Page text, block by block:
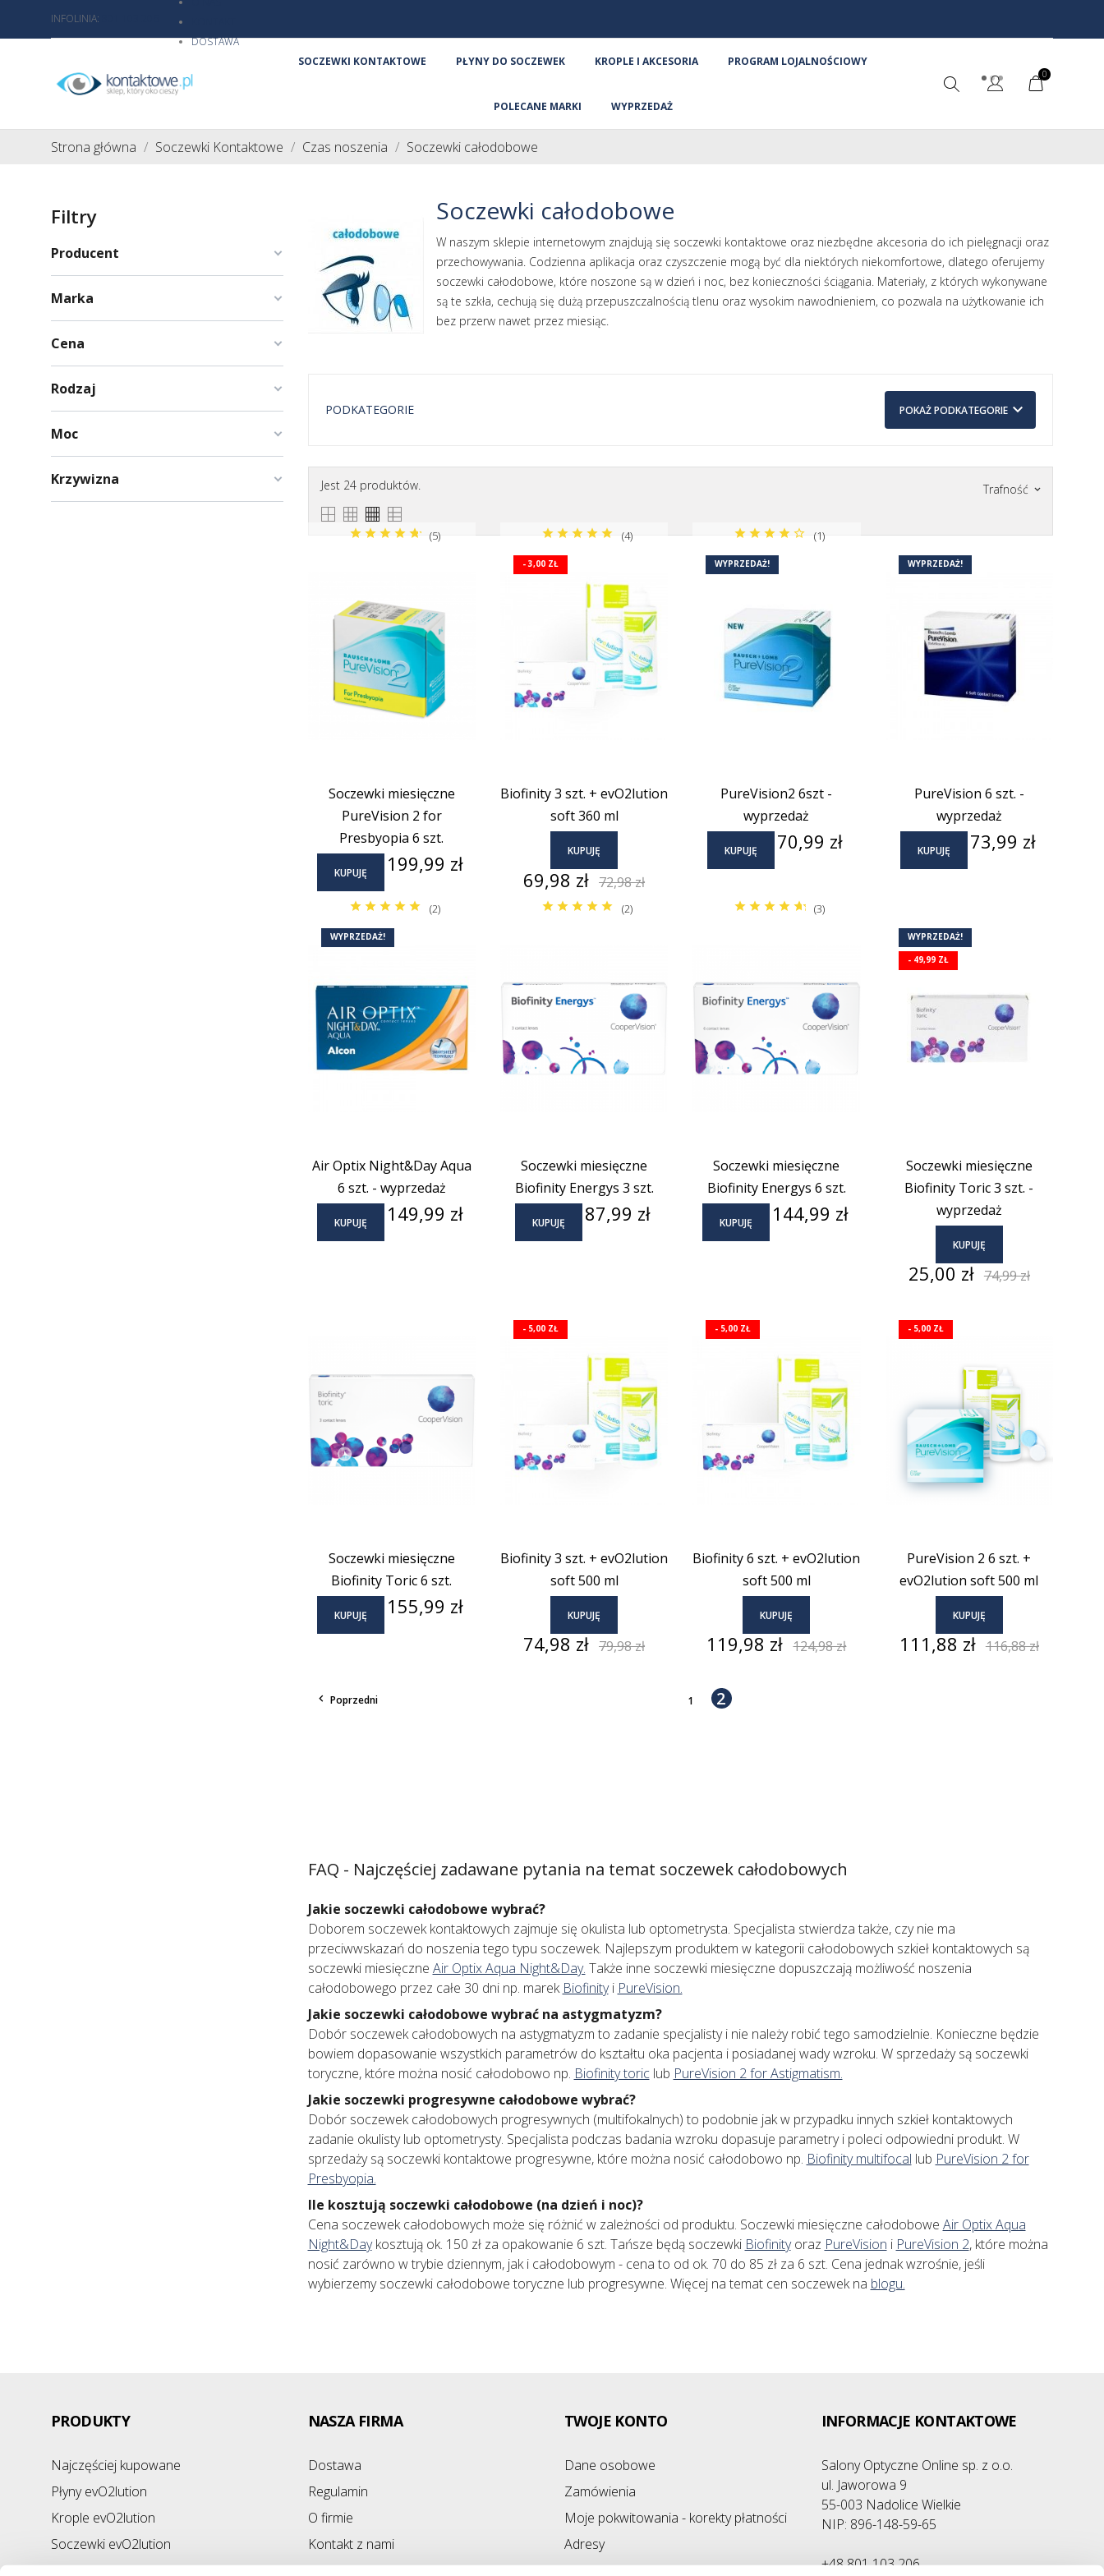
INFOLINIA:
DOSTAWA
SOCZEWKI KONTAKTOWE
PŁYNY DO SOCZEWEK KROPLE I AKCESORIA PROGRAM LOJALNOŚCIOWY
POLECANE MARKI WYPRZEDAŻ
0
Strona główna Soczewki Kontaktowe Czas noszenia Soczewki całodobowe
Filtry
Producent
Marka
Cena
Rodzaj
Moc
Krzywizna
Soczewki całodobowe
W naszym sklepie internetowym znajdują się soczewki kontaktowe oraz niezbędne akcesoria do ich pielęgnacji oraz
przechowywania. Codzienna aplikacja oraz czyszczenie mogą być dla niektórych niekomfortowe, dlatego oferujemy
soczewki całodobowe, które noszone są w dzień i noc, bez konieczności ściągania. Materiały, z których wykonywane
są te szkła, cechują się dużą przepuszczalnością tlenu oraz wysokim nawodnieniem, co pozwala na użytkowanie ich
bez przerw nawet przez miesiąc.
PODKATEGORIE POKAŻ PODKATEGORIE keyboard_arrow_down
Jest 24 produktów. Trafność keyboard_arrow_down
(5)
Soczewki miesięczne
PureVision 2 for
Presbyopia 6 szt.
KUPUJĘ Cena
199,99 zł
(4)
Biofinity 3 szt. + evO2lution
soft 360 ml
KUPUJĘ
Cena
69,98 zł Cena
podstawowa
72,98 zł
- 3,00 ZŁ
(1)
PureVision2 6szt -
wyprzedaż
KUPUJĘ Cena
70,99 zł
WYPRZEDAŻ!
PureVision 6 szt. -
wyprzedaż
KUPUJĘ Cena
73,99 zł
WYPRZEDAŻ!
(2)
Air Optix Night&Day Aqua
6 szt. - wyprzedaż
KUPUJĘ Cena
149,99 zł
WYPRZEDAŻ!
(2)
Soczewki miesięczne
Biofinity Energys 3 szt.
KUPUJĘ Cena
87,99 zł
(3)
Soczewki miesięczne
Biofinity Energys 6 szt.
KUPUJĘ Cena
144,99 zł
Soczewki miesięczne
Biofinity Toric 3 szt. -
wyprzedaż
KUPUJĘ
Cena
25,00 zł Cena
74,99 zł
WYPRZEDAŻ!
- 49,99 ZŁ
Soczewki miesięczne
Biofinity Toric 6 szt.
KUPUJĘ Cena
155,99 zł
Biofinity 3 szt. + evO2lution
soft 500 ml
KUPUJĘ
Cena
74,98 zł Cena
79,98 zł
- 5,00 ZŁ
Biofinity 6 szt. + evO2lution
soft 500 ml
KUPUJĘ
Cena
119,98 zł Cena
124,98 zł
- 5,00 ZŁ
PureVision 2 6 szt. +
evO2lution soft 500 ml
KUPUJĘ
Cena
111,88 zł Cena
116,88 zł
- 5,00 ZŁ
 Poprzedni 1 2
FAQ - Najczęściej zadawane pytania na temat soczewek całodobowych
Jakie soczewki całodobowe wybrać?
Doborem soczewek kontaktowych zajmuje się okulista lub optometrysta. Specjalista stwierdza także, czy nie ma
przeciwwskazań do noszenia tego typu soczewek. Najlepszym produktem w kategorii całodobowych szkieł kontaktowych są
soczewki miesięczne Air Optix Aqua Night&Day. Także inne soczewki miesięczne dopuszczają możliwość noszenia
całodobowego przez całe 30 dni np. marek Biofinityi PureVision.
Jakie soczewki całodobowe wybrać na astygmatyzm?
Dobór soczewek całodobowych na astygmatyzm to zadanie specjalisty i nie należy robić tego samodzielnie. Konieczne będzie
bowiem dopasowanie wszystkich parametrów do kształtu oka pacjenta i posiadanej wady wzroku. W sprzedaży są soczewki
toryczne, które można nosić całodobowo np. Biofinity toriclub PureVision 2 for Astigmatism.
Jakie soczewki progresywne całodobowe wybrać?
Dobór soczewek całodobowych progresywnych (multifokalnych) to podobnie jak w przypadku innych szkieł kontaktowych
zadanie okulisty lub optometrysty. Specjalista podczas badania wzroku dopasuje parametry i poleci odpowiedni produkt. W
sprzedaży są soczewki kontaktowe progresywne, które można nosić całodobowo np. Biofinity multifocal lub PureVision 2 for
Presbyopia.
Ile kosztują soczewki całodobowe (na dzień i noc)?
Cena soczewek całodobowych może się różnić w zależności od produktu. Soczewki miesięczne całodobowe Air Optix Aqua
Night&Daykosztują ok. 150 zł za opakowanie 6 szt. Tańsze będą soczewki Biofinityoraz PureVision i PureVision 2, które można
nosić zarówno w trybie dziennym, jak i całodobowym - cena to od ok. 70 do 85 zł za 6 szt. Cena jednak wzrośnie, jeśli
wybierzemy soczewki całodobowe toryczne lub progresywne. Więcej na temat cen soczewek na blogu.
PRODUKTY
Najczęściej kupowane
Płyny evO2lution
Krople evO2lution
Soczewki evO2lution
NASZA FIRMA
Dostawa
Regulamin
O firmie
Kontakt z nami
Mapa strony
TWOJE KONTO
Dane osobowe
Zamówienia
Moje pokwitowania - korekty płatności
Adresy
Kupony
INFORMACJE KONTAKTOWE
Salony Optyczne Online sp. z o.o.
ul. Jaworowa 9
55-003 Nadolice Wielkie
NIP: 896-148-59-65
+48 801 103 206